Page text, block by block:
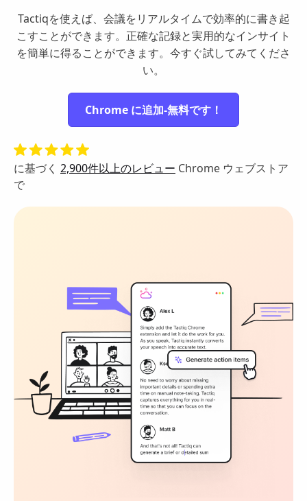
Tactiqを使えば、会議をリアルタイムで効率的に書き起
こすことができます。正確な記録と実用的なインサイト
を簡単に得ることができます。今すぐ試してみてくださ
い。
Chrome に追加-無料です！
に基づく 2,900件以上のレビュー Chrome ウェブストア
で